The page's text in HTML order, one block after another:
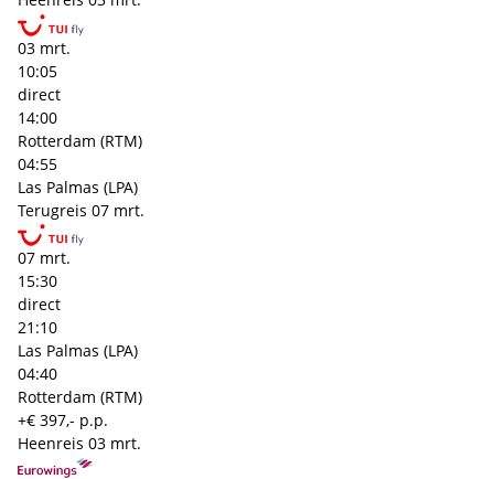
03 mrt.
10:05
direct
14:00
Rotterdam (RTM)
04:55
Las Palmas (LPA)
Terugreis 07 mrt.
07 mrt.
15:30
direct
21:10
Las Palmas (LPA)
04:40
Rotterdam (RTM)
+€ 397,- p.p.
Heenreis 03 mrt.